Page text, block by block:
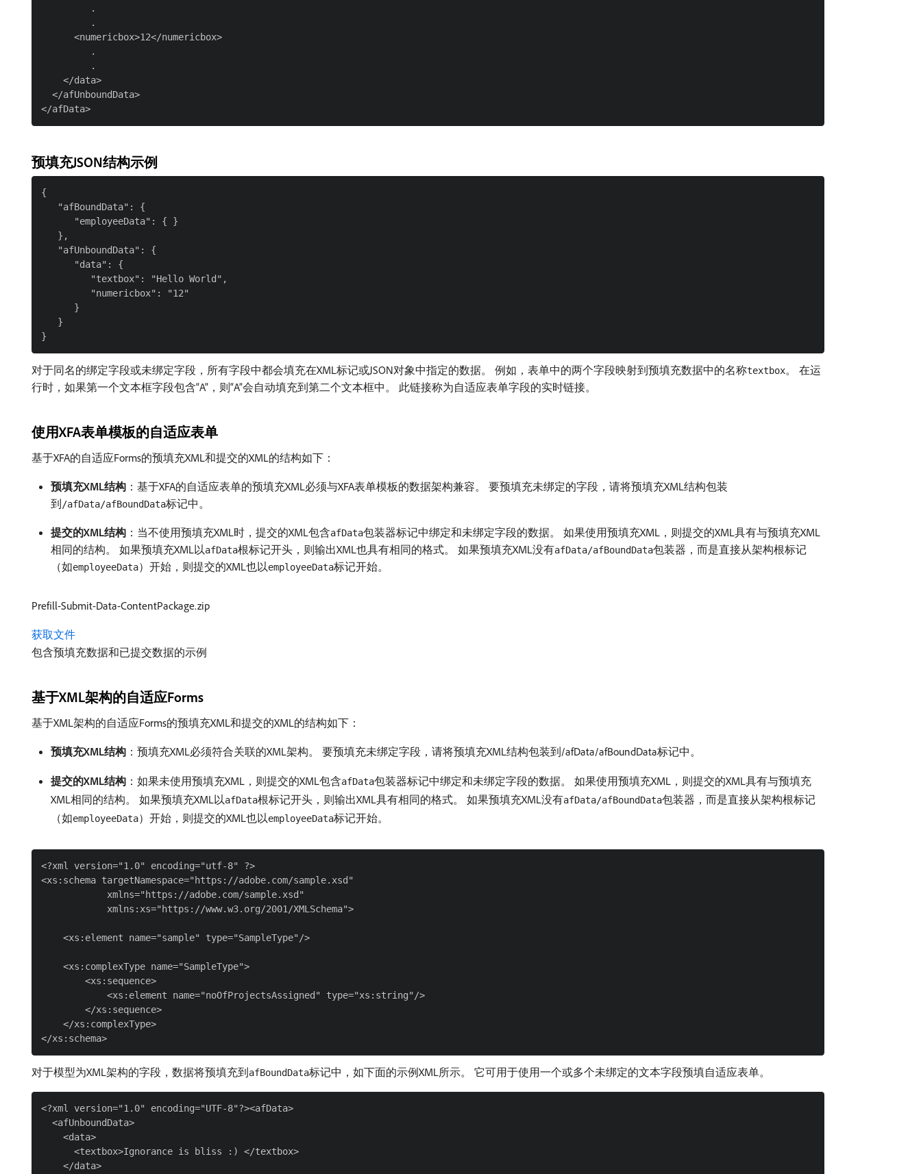
         .
         .
      <numericbox>12</numericbox>
         .
         .
    </data>
  </afUnboundData>
预填充JSON结构示例
{
   "afBoundData": {
      "employeeData": { }
   },
   "afUnboundData": {
      "data": {
         "textbox": "Hello World",
         "numericbox": "12"
      }
   }
对于同名的绑定字段或未绑定字段，所有字段中都会填充在XML标记或JSON对象中指定的数据。 例如，表单中的两个字段映射到预填充数据中的名称textbox。 在运
行时，如果第一个文本框字段包含“A”，则“A”会自动填充到第二个文本框中。 此链接称为自适应表单字段的实时链接。
使用XFA表单模板的自适应表单
基于XFA的自适应Forms的预填充XML和提交的XML的结构如下：
预填充XML结构 ：基于XFA的自适应表单的预填充XML必须与XFA表单模板的数据架构兼容。 要预填充未绑定的字段，请将预填充XML结构包装
到/afData/afBoundData标记中。
提交的XML结构 ：当不使用预填充XML时，提交的XML包含afData包装器标记中绑定和未绑定字段的数据。 如果使用预填充XML，则提交的XML具有与预填充XML
相同的结构。 如果预填充XML以afData根标记开头，则输出XML也具有相同的格式。 如果预填充XML没有afData/afBoundData包装器，而是直接从架构根标记
（如employeeData）开始，则提交的XML也以employeeData标记开始。
Prefill-Submit-Data-ContentPackage.zip
获取文件
包含预填充数据和已提交数据的示例
基于XML架构的自适应Forms
基于XML架构的自适应Forms的预填充XML和提交的XML的结构如下：
预填充XML结构 ：预填充XML必须符合关联的XML架构。 要预填充未绑定字段，请将预填充XML结构包装到/afData/afBoundData标记中。
提交的XML结构 ：如果未使用预填充XML，则提交的XML包含afData包装器标记中绑定和未绑定字段的数据。 如果使用预填充XML，则提交的XML具有与预填充
XML相同的结构。 如果预填充XML以afData根标记开头，则输出XML具有相同的格式。 如果预填充XML没有afData/afBoundData包装器，而是直接从架构根标记
（如employeeData）开始，则提交的XML也以employeeData标记开始。
<?xml version="1.0" encoding="utf-8" ?>
<xs:schema targetNamespace="https://adobe.com/sample.xsd"
            xmlns="https://adobe.com/sample.xsd"
            xmlns:xs="https://www.w3.org/2001/XMLSchema">
    <xs:element name="sample" type="SampleType"/>
    <xs:complexType name="SampleType">
        <xs:sequence>
            <xs:element name="noOfProjectsAssigned" type="xs:string"/>
        </xs:sequence>
    </xs:complexType>
对于模型为XML架构的字段，数据将预填充到afBoundData标记中，如下面的示例XML所示。 它可用于使用一个或多个未绑定的文本字段预填自适应表单。
<?xml version="1.0" encoding="UTF-8"?><afData>
  <afUnboundData>
    <data>
      <textbox>Ignorance is bliss :) </textbox>
    </data>